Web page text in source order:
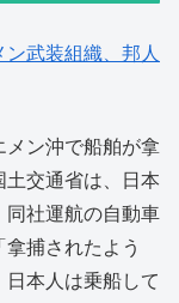
武装組織、邦人
メン沖で船舶が拿
交通省は、日本
同社運航の自動車
捕されたよう
本人は乗船して